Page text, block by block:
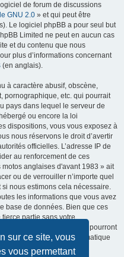
sur ce site, vous
vous permettant
de forum de discussions
GNU 2.0 » et qui peut être
Le logiciel phpBB a pour seul but
Limited ne peut en aucun cas
et du contenu que nous
plus d’informations concernant
(en anglais).
à caractère abusif, obscène,
pornographique, etc. qui pourrait
pays dans lequel le serveur de
ou encore la loi
dispositions, vous vous exposez à
nous réservons le droit d’avertir
officielles. L’adresse IP de
au renforcement de ces
anglaises d'avant 1983 » ait
ou de verrouiller n’importe quel
nous estimons cela nécessaire.
les informations que vous avez
base de données. Bien que ces
partie sans votre
1983 », ni phpBB, ne pourront
tentative de piratage informatique